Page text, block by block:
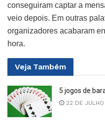
conseguiram captar a
veio depois. Em outras
organizadores acabaram
hora.
Veja Também
5 jogos de
22 DE